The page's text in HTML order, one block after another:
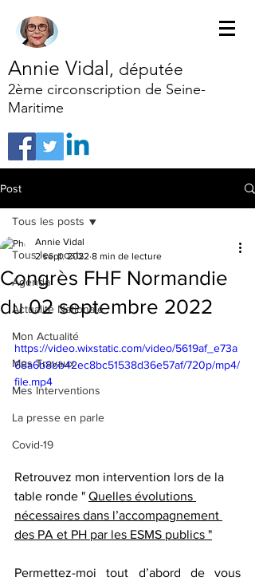
Annie Vidal, députée
2ème circonscription de Seine-
Maritime
Post
Tous les posts
Agenda
Actualité Nationale
Mon Actualité
Mes Travaux
Mes Interventions
La presse en parle
Covid-19
Tous les posts
Congrès FHF Normandie
du 02 septembre 2022
Annie Vidal
2 sept. 2022 8 min de lecture
https://video.wixstatic.com/video/5619af_e73a
68a6b8bb42ec8bc51538d36e57af/720p/mp4/
file.mp4
Retrouvez mon intervention lors de la
table ronde " Quelles évolutions
nécessaires dans l’accompagnement
des PA et PH par les ESMS publics "
Permettez-moi tout d’abord de vous